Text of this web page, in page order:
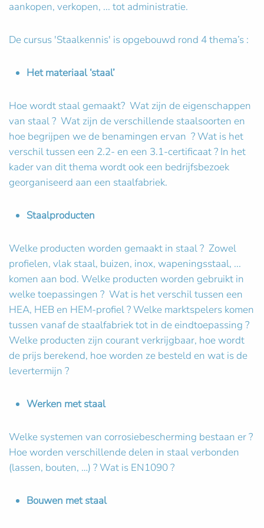
aankopen, verkopen, ... tot administratie.
De cursus 'Staalkennis' is opgebouwd rond 4 thema’s :
Het materiaal ‘staal’
Hoe wordt staal gemaakt? Wat zijn de eigenschappen
van staal ? Wat zijn de verschillende staalsoorten en
hoe begrijpen we de benamingen ervan ? Wat is het
verschil tussen een 2.2- en een 3.1-certificaat ? In het
kader van dit thema wordt ook een bedrijfsbezoek
georganiseerd aan een staalfabriek.
Staalproducten
Welke producten worden gemaakt in staal ? Zowel
profielen, vlak staal, buizen, inox, wapeningsstaal, ...
komen aan bod. Welke producten worden gebruikt in
welke toepassingen ? Wat is het verschil tussen een
HEA, HEB en HEM-profiel ? Welke marktspelers komen
tussen vanaf de staalfabriek tot in de eindtoepassing ?
Welke producten zijn courant verkrijgbaar, hoe wordt
de prijs berekend, hoe worden ze besteld en wat is de
levertermijn ?
Werken met staal
Welke systemen van corrosiebescherming bestaan er ?
Hoe worden verschillende delen in staal verbonden
(lassen, bouten, …) ? Wat is EN1090 ?
Bouwen met staal